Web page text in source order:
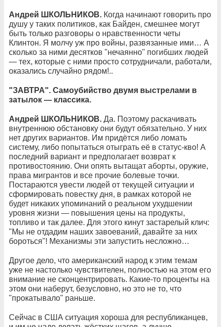
Андрей ШКОЛЬНИКОВ. Когда начинают говорить про
душу у таких политиков, как Байден, смешнее могут
быть только разговоры о нравственности четы
Клинтон. Я молчу уж про войны, развязанные ими… А
сколько за ними десятков "нечаянно" погибших людей
— тех, которые с ними просто сотрудничали, работали,
оказались случайно рядом!..
"ЗАВТРА". Самоубийство двумя выстрелами в
затылок — классика.
Андрей ШКОЛЬНИКОВ. Да. Поэтому раскачивать
внутреннюю обстановку они будут обязательно. У них
нет других вариантов. Им придётся либо ломать
систему, либо попытаться отыграть её в статус-кво! А
последний вариант и предполагает возврат к
противостоянию. Они опять вытащат аборты, оружие,
права мигрантов и все прочие болевые точки.
Постараются увести людей от текущей ситуации и
сформировать повестку дня, в рамках которой не
будет никаких упоминаний о реальном ухудшении
уровня жизни — повышения цены на продукты,
топливо и так далее. Для этого кинут застарелый клич:
"Мы не отдадим наших завоеваний, давайте за них
бороться"! Механизмы эти запустить несложно…
Другое дело, что американский народ к этим темам
уже не настолько чувствителен, полностью на этом его
внимание не сконцентрировать. Какие-то проценты на
этом они наберут, безусловно, но это не то, что
"прокатывало" раньше.
Сейчас в США ситуация хороша для республиканцев,